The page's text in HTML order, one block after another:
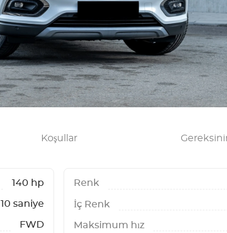
Koşullar
140 hp
10 saniye
FWD
Renk
İç Renk
Maksimum hız